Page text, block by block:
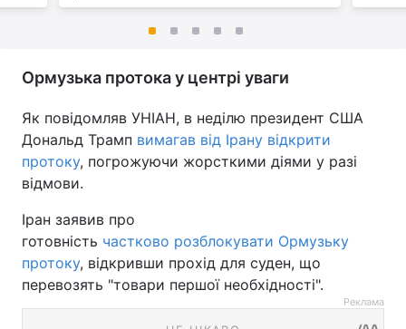
Ормузька протока у центрі уваги
Як повідомляв УНІАН, в неділю президент США
Дональд Трамп вимагав від Ірану відкрити
протоку, погрожуючи жорсткими діями у разі
відмови.
Іран заявив про
готовність частково розблокувати Ормузьку
протоку, відкривши прохід для суден, що
перевозять "товари першої необхідності".
Реклама